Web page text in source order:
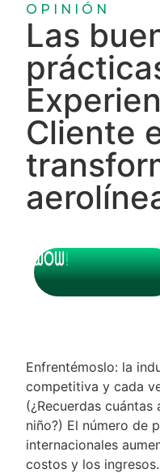
OPINIÓN
Las
Cliente
Enfrentémoslo: la
competitiva y cada
(¿Recuerdas
niño?) El número de
internacionales
costos y los